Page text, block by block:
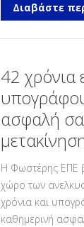
Διαβάστε
42 χρόνια
ασφαλή
Η Φωστέρης ΕΠΕ
χώρο των
χρόνια και
καθημερινή